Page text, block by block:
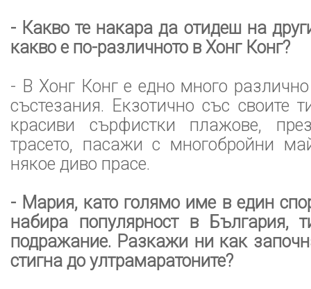
- Какво те накара да отидеш на
какво е по-различното в Хонг Конг?
- В Хонг Конг е едно много различно
състезания. Екзотично със своите
красиви сърфистки плажове,
трасето, пасажи с многобройни
някое диво прасе.
- Мария, като голямо име в един
набира популярност в България,
подражание. Разкажи ни как
стигна до ултрамаратоните?